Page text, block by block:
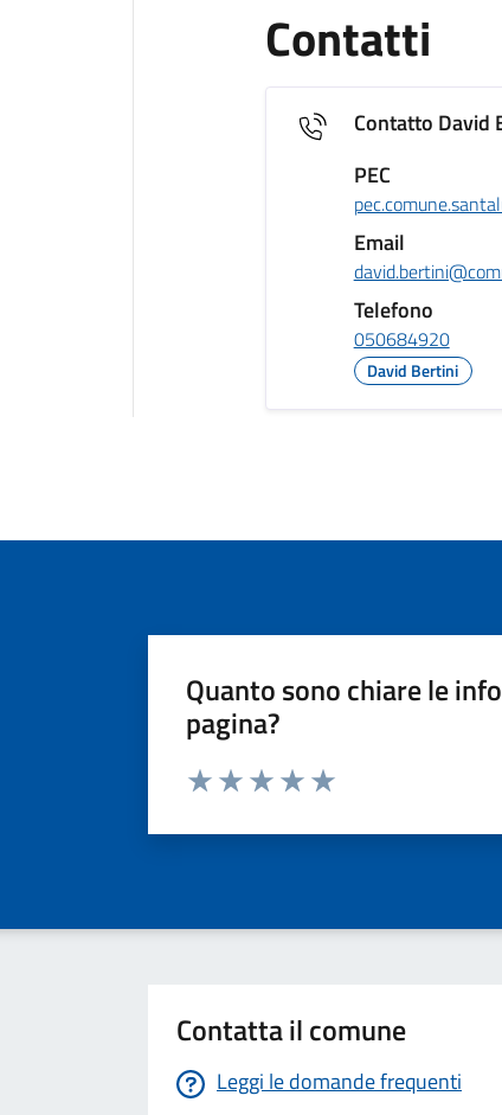
Contatti
Contatto David
PEC
Email
Telefono
050684920
David Bertini
Quanto sono chiare le
pagina?
Valuta da 1 a 5 stelle la pagina
Contatta il comune
Leggi le domande frequenti